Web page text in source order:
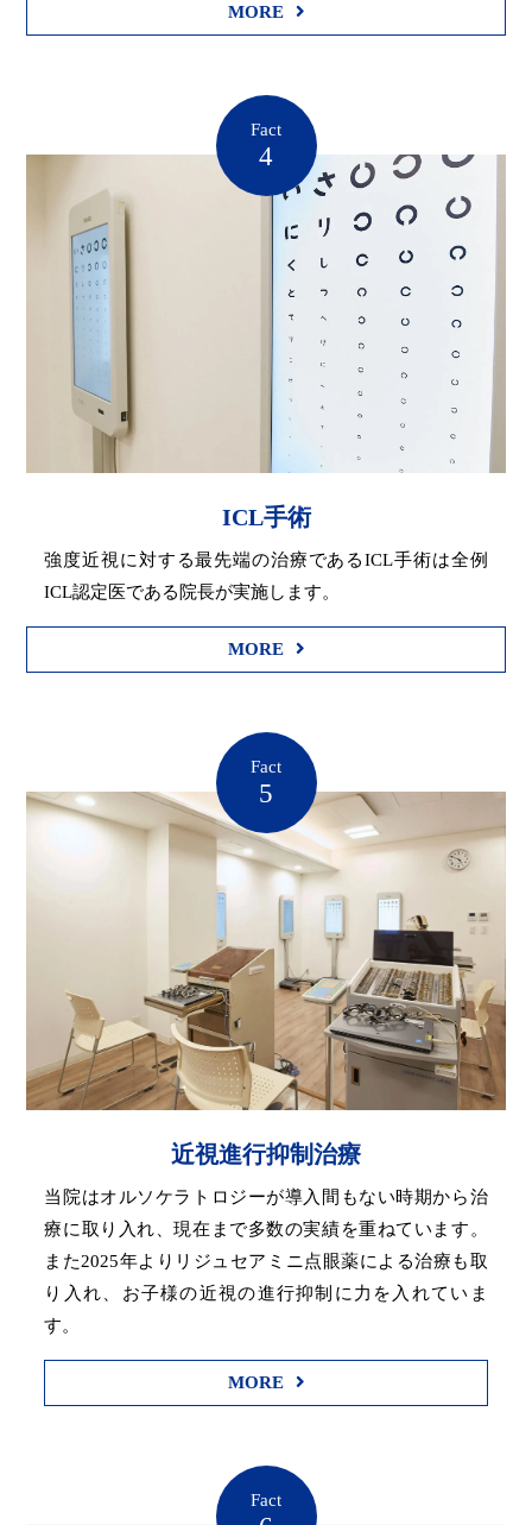
MORE
Fact
4
ICL手術
強度近視に対する最先端の治療であるICL手術は全例
ICL認定医である院長が実施します。
MORE
Fact
5
近視進行抑制治療
当院はオルソケラトロジーが導入間もない時期から治
療に取り入れ、現在まで多数の実績を重ねています。
また2025年よりリジュセアミニ点眼薬による治療も取
り入れ、お子様の近視の進行抑制に力を入れていま
す。
MORE
Fact